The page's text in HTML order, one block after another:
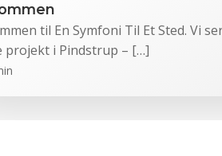
til En Symfoni Til Et Sted. Vi
projekt i Pindstrup – […]